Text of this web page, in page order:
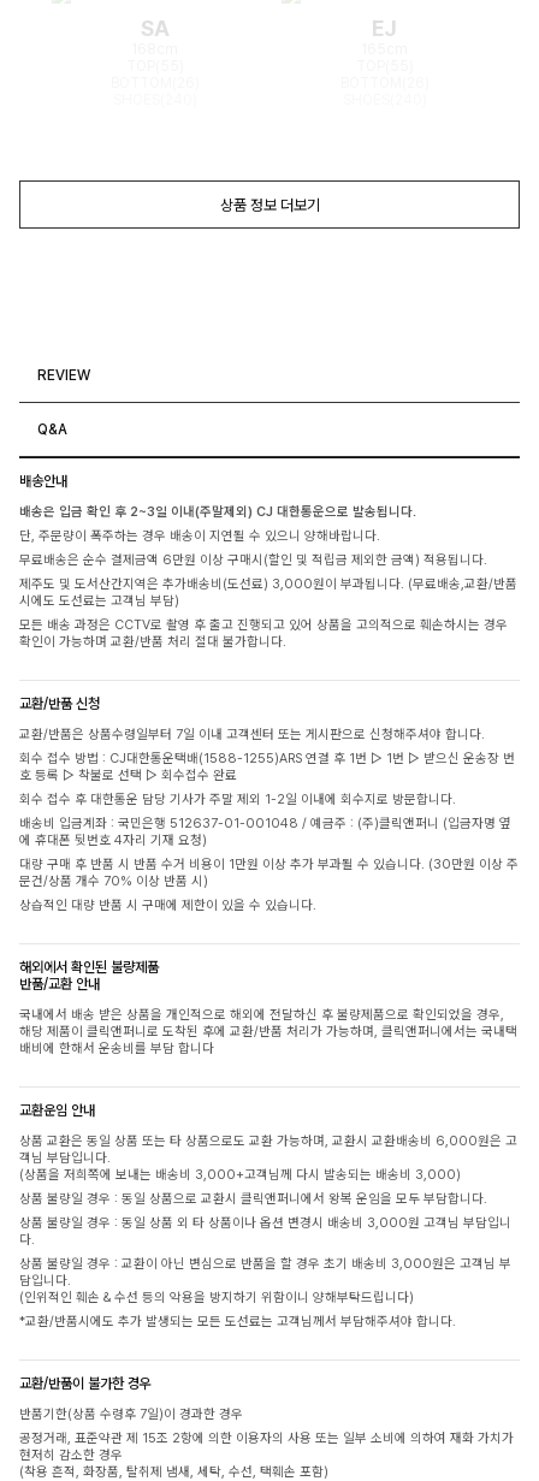
SA EJ
상품 정보 더보기
REVIEW
Q&A
배송안내
배송은 입금 확인 후 2~3일 이내(주말제외) CJ 대한통운으로 발송됩니다.
단, 주문량이 폭주하는 경우 배송이 지연될 수 있으니 양해바랍니다.
무료배송은 순수 결제금액 6만원 이상 구매시(할인 및 적립금 제외한 금액) 적용됩니다.
제주도 및 도서산간지역은 추가배송비(도선료) 3,000원이 부과됩니다. (무료배송,교환/반품
시에도 도선료는 고객님 부담)
모든 배송 과정은 CCTV로 촬영 후 출고 진행되고 있어 상품을 고의적으로 훼손하시는 경우
확인이 가능하며 교환/반품 처리 절대 불가합니다.
교환/반품 신청
교환/반품은 상품수령일부터 7일 이내 고객센터 또는 게시판으로 신청해주셔야 합니다.
회수 접수 방법 : CJ대한통운택배(1588-1255)ARS 연결 후 1번 ▷ 1번 ▷ 받으신 운송장 번
호 등록 ▷ 착불로 선택 ▷ 회수접수 완료
회수 접수 후 대한통운 담당 기사가 주말 제외 1-2일 이내에 회수지로 방문합니다.
배송비 입금계좌 : 국민은행 512637-01-001048 / 예금주 : (주)클릭앤퍼니 (입금자명 옆
에 휴대폰 뒷번호 4자리 기재 요청)
대량 구매 후 반품 시 반품 수거 비용이 1만원 이상 추가 부과될 수 있습니다. (30만원 이상 주
문건/상품 개수 70% 이상 반품 시)
상습적인 대량 반품 시 구매에 제한이 있을 수 있습니다.
해외에서 확인된 불량제품
반품/교환 안내
국내에서 배송 받은 상품을 개인적으로 해외에 전달하신 후 불량제품으로 확인되었을 경우,
해당 제품이 클릭앤퍼니로 도착된 후에 교환/반품 처리가 가능하며, 클릭앤퍼니에서는 국내택
배비에 한해서 운송비를 부담 합니다
교환운임 안내
상품 교환은 동일 상품 또는 타 상품으로도 교환 가능하며, 교환시 교환배송비 6,000원은 고
객님 부담입니다.
(상품을 저희쪽에 보내는 배송비 3,000+고객님께 다시 발송되는 배송비 3,000)
상품 불량일 경우 : 동일 상품으로 교환시 클릭앤퍼니에서 왕복 운임을 모두 부담합니다.
상품 불량일 경우 : 동일 상품 외 타 상품이나 옵션 변경시 배송비 3,000원 고객님 부담입니
다.
상품 불량일 경우 : 교환이 아닌 변심으로 반품을 할 경우 초기 배송비 3,000원은 고객님 부
담입니다.
(인위적인 훼손 & 수선 등의 악용을 방지하기 위함이니 양해부탁드립니다)
*교환/반품시에도 추가 발생되는 모든 도선료는 고객님께서 부담해주셔야 합니다.
교환/반품이 불가한 경우
반품기한(상품 수령후 7일)이 경과한 경우
공정거래, 표준약관 제 15조 2항에 의한 이용자의 사용 또는 일부 소비에 의하여 재화 가치가
현저히 감소한 경우
(착용 흔적, 화장품, 탈취제 냄새, 세탁, 수선, 택훼손 포함)